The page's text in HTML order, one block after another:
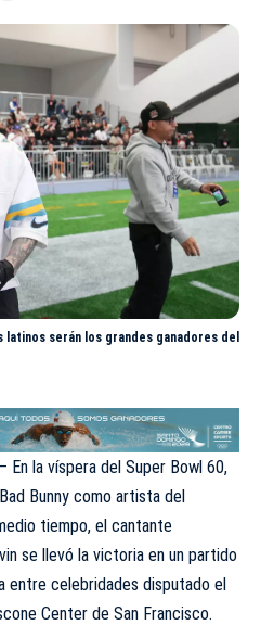
latinos serán los grandes ganadores del
En la víspera del Super Bowl 60,
Bunny como artista del
tiempo, el cantante
se llevó la victoria en un partido
entre celebridades disputado el
Center de San Francisco.